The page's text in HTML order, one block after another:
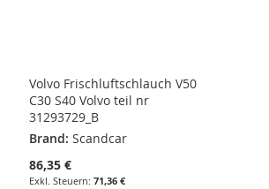
Volvo Frischluftschlauch V50
C30 S40 Volvo teil nr
31293729_B
Brand: Scandcar
86,35 €
71,36 €